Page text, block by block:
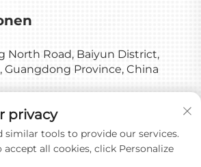
North Road, Baiyun District,
Guangdong Province, China
privacy
similar tools to provide our services.
all cookies, click Personalize